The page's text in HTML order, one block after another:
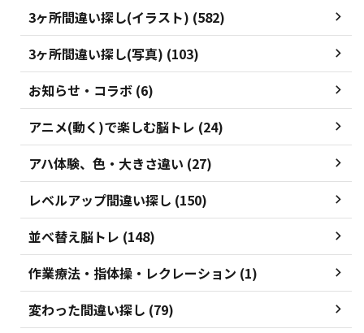
3ヶ所間違い探し(イラスト) (582)
3ヶ所間違い探し(写真) (103)
お知らせ・コラボ (6)
アニメ(動く)で楽しむ脳トレ (24)
アハ体験、色・大きさ違い (27)
レベルアップ間違い探し (150)
並べ替え脳トレ (148)
作業療法・指体操・レクレーション (1)
変わった間違い探し (79)